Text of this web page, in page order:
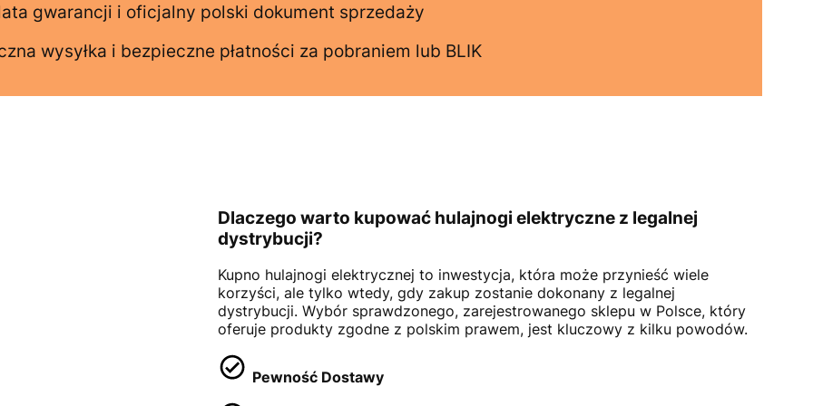
gwarancji i oficjalny polski dokument sprzedaży
wysyłka i bezpieczne płatności za pobraniem lub BLIK
Dlaczego warto kupować hulajnogi elektryczne z legalnej
dystrybucji?
Kupno hulajnogi elektrycznej to inwestycja, która może przynieść wiele
korzyści, ale tylko wtedy, gdy zakup zostanie dokonany z legalnej
dystrybucji. Wybór sprawdzonego, zarejestrowanego sklepu w Polsce, który
oferuje produkty zgodne z polskim prawem, jest kluczowy z kilku powodów.
Pewność Dostawy